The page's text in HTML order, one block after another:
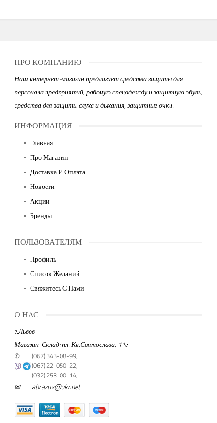
ПРО КОМПАНИЮ
Наш интернет-магазин предлагает средства защиты для
персонала предприятий, рабочую спецодежду и защитную обувь,
средства для защиты слуха и дыхания, защитные очки.
ИНФОРМАЦИЯ
Главная
Про Магазин
Доставка И Оплата
Новости
Акции
Бренды
ПОЛЬЗОВАТЕЛЯМ
Профиль
Список Желаний
Свяжитесь С Нами
О НАС
г.Львов
Магазин-Склад: пл. Кн.Святослава, 11г
✆
(067) 343-08-99,
(067) 22-050-22,
(032) 253-00-14,
✉ abrazuv@ukr.net